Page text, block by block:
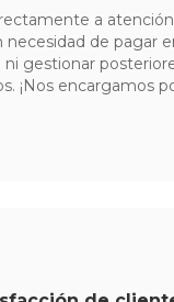
a
necesidad de pagar
gestionar
¡Nos encargamos